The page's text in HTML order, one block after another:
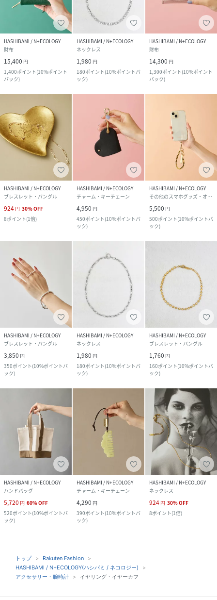
HASHIBAMI / N+ECOLOGY
財布
15,400 円
1,400ポイント(10%ポイント
バック)
HASHIBAMI / N+ECOLOGY
ネックレス
1,980 円
180ポイント(10%ポイントバ
ック)
HASHIBAMI / N+ECOLOGY
財布
14,300 円
1,300ポイント(10%ポイント
バック)
HASHIBAMI / N+ECOLOGY
ブレスレット・バングル
924 円 30%OFF
8ポイント(1倍)
HASHIBAMI / N+ECOLOGY
チャーム・キーチェーン
4,950 円
450ポイント(10%ポイントバ
ック)
HASHIBAMI / N+ECOLOGY
その他のスマホグッズ・オーディオ機器
5,500 円
500ポイント(10%ポイントバ
ック)
HASHIBAMI / N+ECOLOGY
ブレスレット・バングル
3,850 円
350ポイント(10%ポイントバ
ック)
HASHIBAMI / N+ECOLOGY
ネックレス
1,980 円
180ポイント(10%ポイントバ
ック)
HASHIBAMI / N+ECOLOGY
ブレスレット・バングル
1,760 円
160ポイント(10%ポイントバ
ック)
HASHIBAMI / N+ECOLOGY
ハンドバッグ
5,720 円 60%OFF
520ポイント(10%ポイントバ
ック)
HASHIBAMI / N+ECOLOGY
チャーム・キーチェーン
4,290 円
390ポイント(10%ポイントバ
ック)
HASHIBAMI / N+ECOLOGY
ネックレス
924 円 30%OFF
8ポイント(1倍)
トップ
Rakuten Fashion
HASHIBAMI / N+ECOLOGY(ハシバミ / ネコロジー)
アクセサリー・腕時計
イヤリング・イヤーカフ